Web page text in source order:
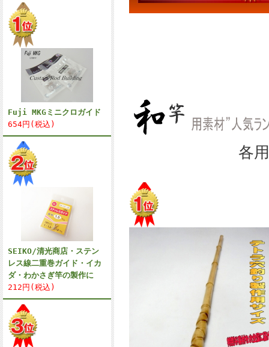
Fuji MKGミニクロガイド
654円(税込)
SEIKO/清光商店・ステン
レス線二重巻ガイド・イカ
ダ・わかさぎ竿の製作に
212円(税込)
各用途別材